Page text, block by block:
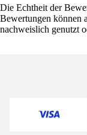
Die Echtheit der
Bewertungen können
nachweislich genutzt